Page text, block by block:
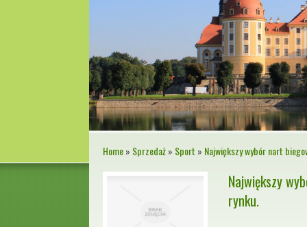
Home» Sprzedaż» Sport » Największy wybór nart
Największy
rynku.